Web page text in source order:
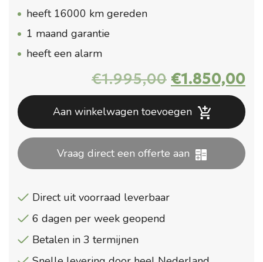
heeft 16000 km gereden
1 maand garantie
heeft een alarm
€1.995,00
prijs
was:
€1.995,00.
€1.850,00
is:
Aan winkelwagen toevoegen
Vraag direct een offerte aan
Direct uit voorraad leverbaar
6 dagen per week geopend
Betalen in 3 termijnen